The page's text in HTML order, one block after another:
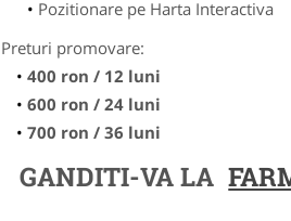
Pozitionare pe Harta Interactiva
Preturi promovare:
400 ron / 12 luni
600 ron / 24 luni
700 ron / 36 luni
GANDITI-VA LA